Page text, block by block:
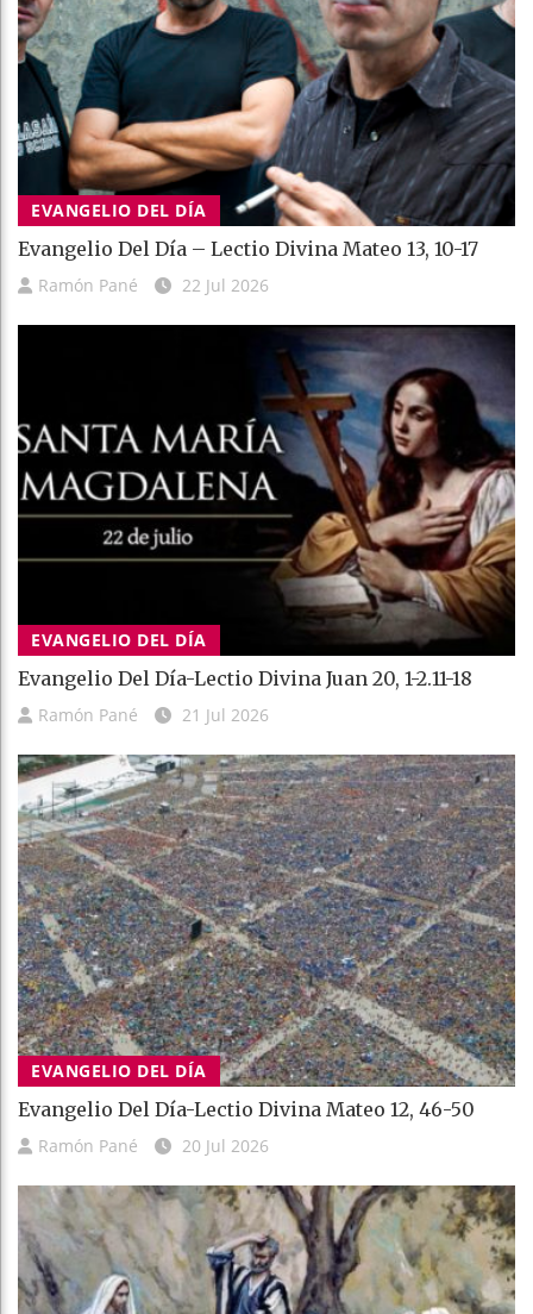
EVANGELIO DEL DÍA
Evangelio Del Día – Lectio Divina Mateo 13, 10-17
Ramón Pané 22 Jul 2026
EVANGELIO DEL DÍA
Evangelio Del Día-Lectio Divina Juan 20, 1-2.11-18
Ramón Pané 21 Jul 2026
EVANGELIO DEL DÍA
Evangelio Del Día-Lectio Divina Mateo 12, 46-50
Ramón Pané 20 Jul 2026